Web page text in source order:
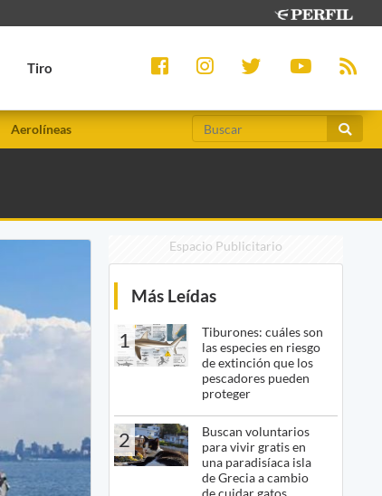
Tiro
Aerolíneas
Espacio Publicitario
Más Leídas
1
Tiburones: cuáles son
las especies en riesgo
de extinción que los
pescadores pueden
proteger
2
Buscan voluntarios
para vivir gratis en
una paradisíaca isla
de Grecia a cambio